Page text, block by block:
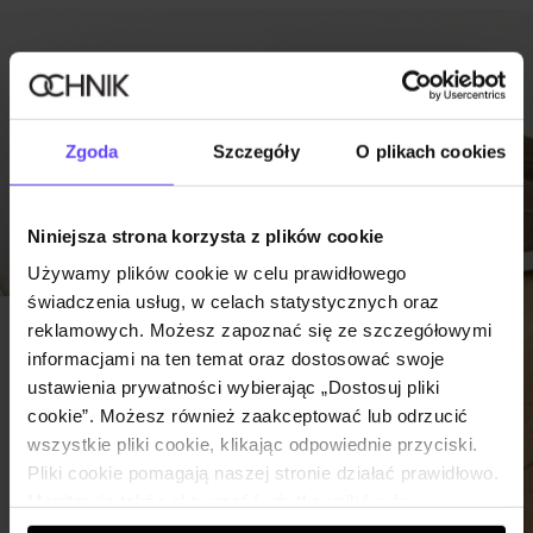
Zgoda Szczegóły O plikach cookies
Niniejsza strona korzysta z plików cookie
Używamy plików cookie w celu prawidłowego
świadczenia usług, w celach statystycznych oraz
reklamowych. Możesz zapoznać się ze szczegółowymi
informacjami na ten temat oraz dostosować swoje
ustawienia prywatności wybierając „Dostosuj pliki
cookie”. Możesz również zaakceptować lub odrzucić
wszystkie pliki cookie, klikając odpowiednie przyciski.
Pliki cookie pomagają naszej stronie działać prawidłowo.
RODZAJE
MĘSKICH
MOKASYNÓW.
ZNAJDŹ SWÓJ
ULUBIONY